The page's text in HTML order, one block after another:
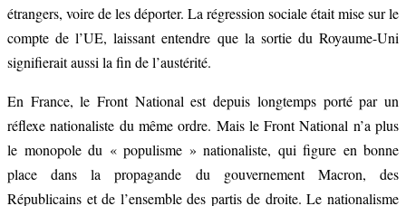
étrangers, voire de les déporter. La régression sociale était mise sur le
compte de l’UE, laissant entendre que la sortie du Royaume-Uni
signifierait aussi la fin de l’austérité.
En France, le Front National est depuis longtemps porté par un
réflexe nationaliste du même ordre. Mais le Front National n’a plus
le monopole du « populisme » nationaliste, qui figure en bonne
place dans la propagande du gouvernement Macron, des
Républicains et de l’ensemble des partis de droite. Le nationalisme